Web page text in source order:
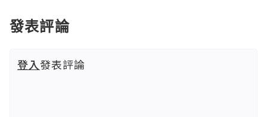
發表評論
登入發表評論